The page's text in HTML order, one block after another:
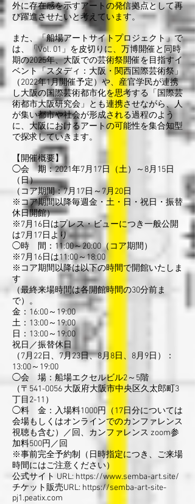
外に存在感を示すアートの発信拠点として再
び躍進させたいと考えています。
また、「船場アートサイトプロジェクト」で
は、「Vol. 01」を皮切りに、万博開催と同時
期の2025年、大阪での芸術祭開催を目指すイ
ベント「スタディ：大阪・関西国際芸術祭」
（2022年1月開催予定）や、産官学民が連携
し大阪の国際芸術都市化を思考する「国際芸
術都市大阪研究会」とも連携させながら、人
が集い都市や社会が形成される過程のよう
に、大阪におけるアートの可能性を集合知型
で探求していきます。
【開催概要】
◯会 期：2021年7月17日（土）～8月15日
（日）
（コア期間：7月17日～7月20日
※コア期間以降毎週金・土・日・祝日・振替
休日開館）
※7月16日はプレス・ビューにつき一般公開
は7月17日より
◯時 間：11:00～20:00（コア期間）
※7月16日は11:00～18:00
※コア期間以降は以下の時間で開館いたしま
す
（最終来場時間は各開館時間の30分前ま
で）。
金：16:00～19:00
土：13:00～19:00
日：13:00～19:00
祝日／振替休日
（7月22日、7月23日、8月8日、8月9日）：
13:00～19:00
◯会 場：船場エクセルビル2～5階
（〒541-0056 大阪府大阪市中央区久太郎町3
丁目2-11）
◯料 金：入場料1000円（17日分については
会場もしくはオンラインでのカンファレンス
視聴も含む）／回、カンファレンス zoom参
加料500円／回
※事前完全予約制（日時指定につき、ご来場
時間にはご注意ください）
公式サイト URL: https://www.semba-art.site/
チケット販売URL: https://semba-art-site-
pj1.peatix.com